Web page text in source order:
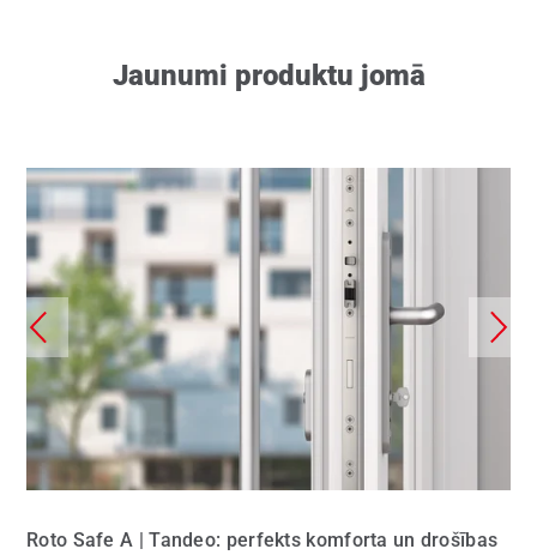
Jaunumi produktu jomā
Roto Safe A | Tandeo: perfekts komforta un drošības